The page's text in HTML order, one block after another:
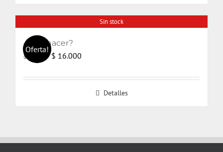
Sin stock
Oferta!
¿Qué hacer?
$
El
original
$ 16.000
actual
Detalles